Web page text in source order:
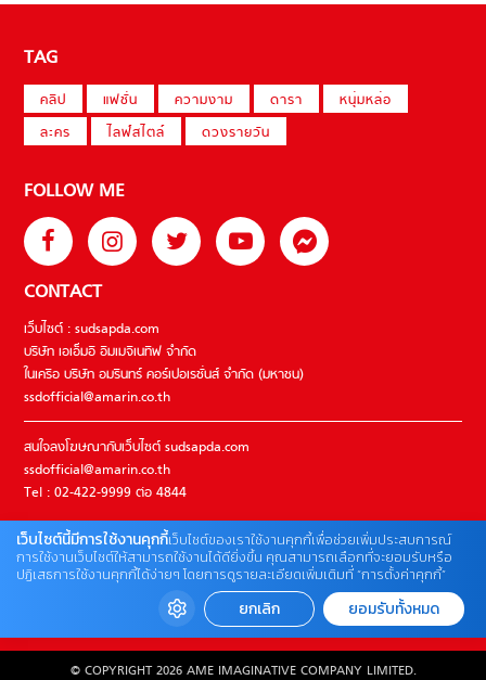
TAG
คลิป แฟชั่น ความงาม ดารา
หนุ่มหล่อ
ละคร
ไลฟ์สไตล์ ดวงรายวัน
FOLLOW ME
CONTACT
เว็บไซต์ : sudsapda.com
บริษัท เอเอ็มอี อิมเมจิเนทีฟ จำกัด
ในเครือ บริษัท อมรินทร์ คอร์เปอเรชั่นส์ จำกัด (มหาชน)
ssdofficial@amarin.co.th
สนใจลงโฆษณากับเว็บไซต์ sudsapda.com
ssdofficial@amarin.co.th
Tel : 02-422-9999 ต่อ 4844
ติดต่อแจ้งปัญหาหรือร้องเรียน
02-422-9999 ต่อ 4180
(จันทร์ – ศุกร์ เวลา 09.00 – 18.00 น)
© COPYRIGHT 2026 AME IMAGINATIVE COMPANY LIMITED.
เว็บไซต์นี้มีการใช้งานคุกกี้เว็บไซต์ของเราใช้งานคุกกี้เพื่อช่วยเพิ่มประสบการณ์
การใช้งานเว็บไซต์ให้สามารถใช้งานได้ดียิ่งขึ้น คุณสามารถเลือกที่จะยอมรับหรือ
ปฏิเสธการใช้งานคุกกี้ได้ง่ายๆ โดยการดูรายละเอียดเพิ่มเติมที่ “การตั้งค่าคุกกี้”
ยกเลิก ยอมรับทั้งหมด